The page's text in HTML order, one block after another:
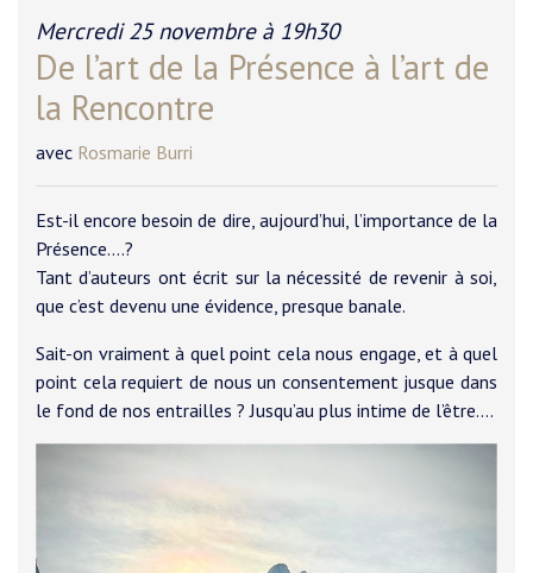
Mercredi 25 novembre à 19h30
De l’art de la Présence à l’art de
la Rencontre
avec Rosmarie Burri
Est-il encore besoin de dire, aujourd’hui, l’importance de la
Présence….?
Tant d’auteurs ont écrit sur la nécessité de revenir à soi,
que c’est devenu une évidence, presque banale.
Sait-on vraiment à quel point cela nous engage, et à quel
point cela requiert de nous un consentement jusque dans
le fond de nos entrailles ? Jusqu’au plus intime de l’être….